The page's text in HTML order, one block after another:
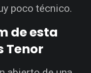
poco técnico.
de esta
Tenor